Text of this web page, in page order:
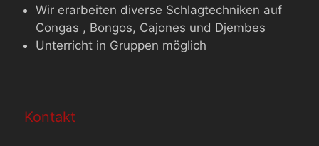
Wir erarbeiten diverse Schlagtechniken auf
Congas , Bongos, Cajones und Djembes
Unterricht in Gruppen möglich
Kontakt